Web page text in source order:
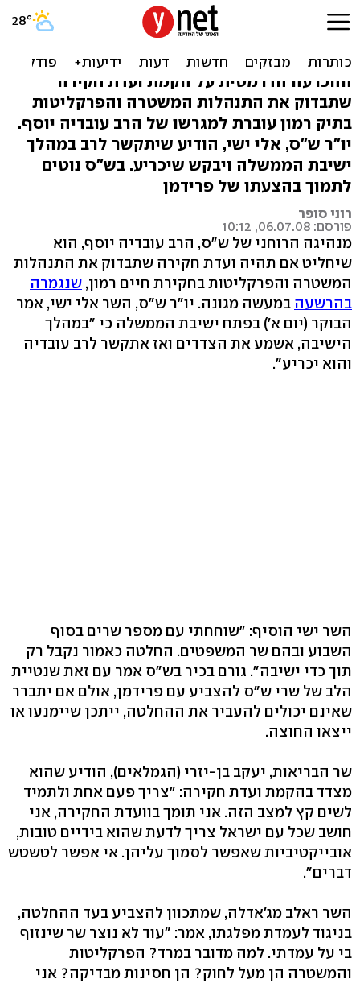
חקירת תיק רמון: הרב עובדיה
ההכרעה הדרמטית על הקמת ועדת חקירה
שתבדוק את התנהלות המשטרה והפרקליטות
בתיק רמון עוברת למגרשו של הרב עובדיה יוסף.
יו"ר ש"ס, אלי ישי, הודיע שיתקשר לרב במהלך
ישיבת הממשלה ויבקש שיכריע. בש"ס נוטים
לתמוך בהצעתו של פרידמן
רוני סופר
פורסם: 06.07.08, 10:12
מנהיגה הרוחני של ש"ס, הרב עובדיה יוסף, הוא
שיחליט אם תהיה ועדת חקירה שתבדוק את התנהלות
המשטרה והפרקליטות בחקירת חיים רמון, שנגמרה
בהרשעה במעשה מגונה. יו"ר ש"ס, השר אלי ישי, אמר
הבוקר (יום א') בפתח ישיבת הממשלה כי "במהלך
הישיבה, אשמע את הצדדים ואז אתקשר לרב עובדיה
והוא יכריע".
השר ישי הוסיף: "שוחחתי עם מספר שרים בסוף
השבוע ובהם שר המשפטים. החלטה כאמור נקבל רק
תוך כדי ישיבה". גורם בכיר בש"ס אמר עם זאת שנטיית
הלב של שרי ש"ס להצביע עם פרידמן, אולם אם יתברר
שאינם יכולים להעביר את ההחלטה, ייתכן שיימנעו או
ייצאו החוצה.
שר הבריאות, יעקב בן-יזרי (הגמלאים), הודיע שהוא
מצדד בהקמת ועדת חקירה: "צריך פעם אחת ולתמיד
לשים קץ למצב הזה. אני תומך בוועדת החקירה, אני
חושב שכל עם ישראל צריך לדעת שהוא בידיים טובות,
אובייקטיביות שאפשר לסמוך עליהן. אי אפשר לטשטש
דברים".
השר ראלב מג'אדלה, שמתכוון להצביע בעד ההחלטה,
בניגוד לעמדת מפלגתו, אמר: "עוד לא נוצר שר שינזוף
בי על עמדתי. למה מדובר במרד? הפרקליטות
והמשטרה הן מעל לחוק? הן חסינות מבדיקה? אני